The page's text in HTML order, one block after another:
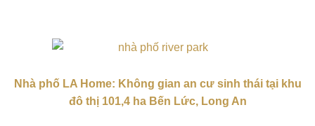
Nhà phố LA Home: Không gian an cư sinh thái tại khu
đô thị 101,4 ha Bến Lức, Long An